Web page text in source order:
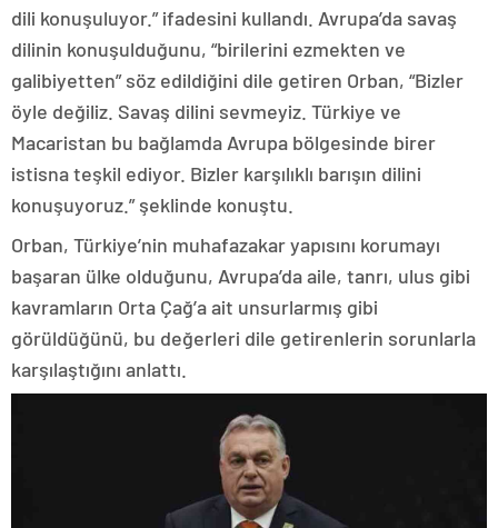
dili konuşuluyor.” ifadesini kullandı. Avrupa’da savaş
dilinin konuşulduğunu, “birilerini ezmekten ve
galibiyetten” söz edildiğini dile getiren Orban, “Bizler
öyle değiliz. Savaş dilini sevmeyiz. Türkiye ve
Macaristan bu bağlamda Avrupa bölgesinde birer
istisna teşkil ediyor. Bizler karşılıklı barışın dilini
konuşuyoruz.” şeklinde konuştu.
Orban, Türkiye’nin muhafazakar yapısını korumayı
başaran ülke olduğunu, Avrupa’da aile, tanrı, ulus gibi
kavramların Orta Çağ’a ait unsurlarmış gibi
görüldüğünü, bu değerleri dile getirenlerin sorunlarla
karşılaştığını anlattı.